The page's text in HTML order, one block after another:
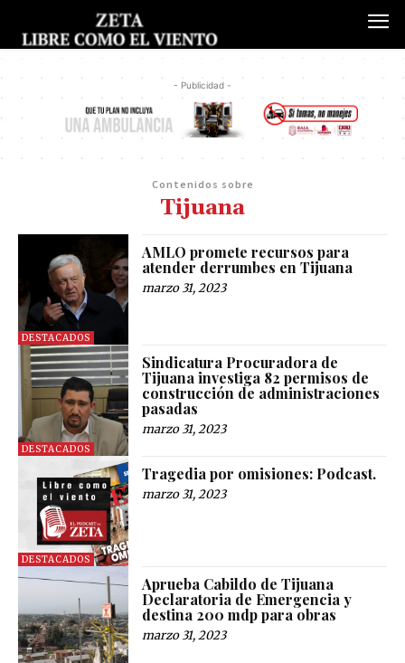
- Publicidad -
Contenidos sobre
Tijuana
DESTACADOS
AMLO promete recursos para
atender derrumbes en Tijuana
marzo 31, 2023
DESTACADOS
Sindicatura Procuradora de
Tijuana investiga 82 permisos de
construcción de administraciones
pasadas
marzo 31, 2023
DESTACADOS
Tragedia por omisiones: Podcast.
marzo 31, 2023
Aprueba Cabildo de Tijuana
Declaratoria de Emergencia y
destina 200 mdp para obras
marzo 31, 2023